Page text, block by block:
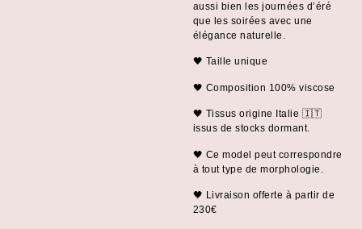
aussi bien les journées d’éré
que les soirées avec une
élégance naturelle.
🖤 Taille unique
🖤 Composition 100% viscose
🖤 Tissus origine Italie 🇮🇹
issus de stocks dormant.
🖤 Ce model peut correspondre
à tout type de morphologie.
🖤 Livraison offerte à partir de
230€